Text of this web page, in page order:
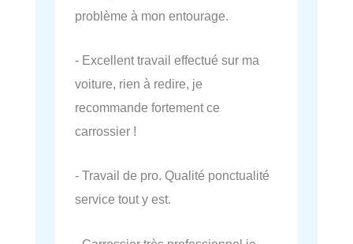
problème à mon entourage.
- Excellent travail effectué sur ma
voiture, rien à redire, je
recommande fortement ce
carrossier !
- Travail de pro. Qualité ponctualité
service tout y est.